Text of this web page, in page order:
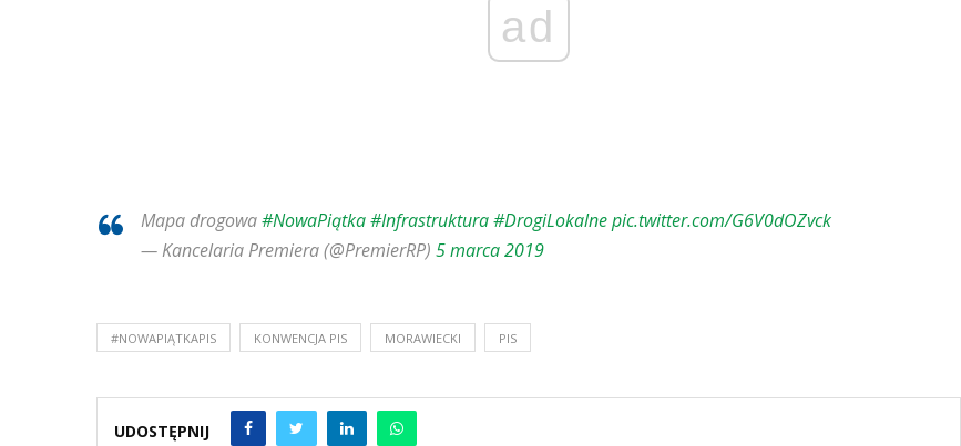
ad
Mapa drogowa#NowaPiątka#Infrastruktura#DrogiLokalnepic.twitter.com/G6V0dOZvck
— Kancelaria Premiera (@PremierRP) 5 marca 2019
#NOWAPIĄTKAPIS KONWENCJA PIS MORAWIECKI PIS
UDOSTĘPNIJ